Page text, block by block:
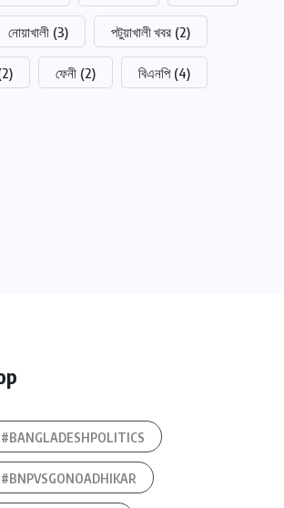
নোয়াখালী (3) পটুয়াখালী খবর (2)
ফেনী (2) বিএনপি (4)
#BANGLADESHPOLITICS
#BNPVSGONOADHIKAR